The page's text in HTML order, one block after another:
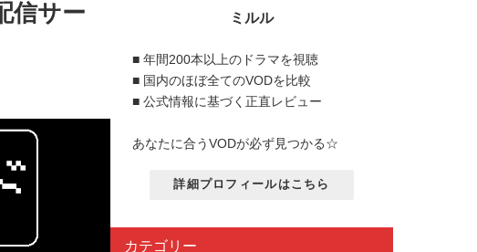
信サー
ミルル
■ 年間200本以上のドラマを視聴
■ 国内のほぼ全てのVODを比較
■ 公式情報に基づく正直レビュー
あなたに合うVODが必ず見つかる☆
詳細プロフィールはこちら
カテゴリー